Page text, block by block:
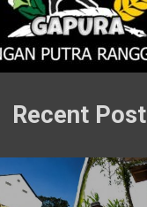
Recent Post